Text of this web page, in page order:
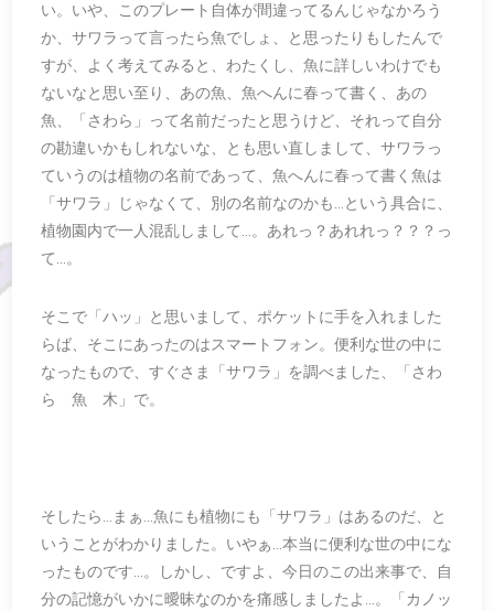
い。いや、このプレート自体が間違ってるんじゃなかろう
か、サワラって言ったら魚でしょ、と思ったりもしたんで
すが、よく考えてみると、わたくし、魚に詳しいわけでも
ないなと思い至り、あの魚、魚へんに春って書く、あの
魚、「さわら」って名前だったと思うけど、それって自分
の勘違いかもしれないな、とも思い直しまして、サワラっ
ていうのは植物の名前であって、魚へんに春って書く魚は
「サワラ」じゃなくて、別の名前なのかも…という具合に、
植物園内で一人混乱しまして…。あれっ？あれれっ？？？っ
て…。
そこで「ハッ」と思いまして、ポケットに手を入れました
らば、そこにあったのはスマートフォン。便利な世の中に
なったもので、すぐさま「サワラ」を調べました、「さわ
ら 魚 木」で。
そしたら…まぁ…魚にも植物にも「サワラ」はあるのだ、と
いうことがわかりました。いやぁ…本当に便利な世の中にな
ったものです…。しかし、ですよ、今日のこの出来事で、自
分の記憶がいかに曖昧なのかを痛感しましたよ…。「カノッ